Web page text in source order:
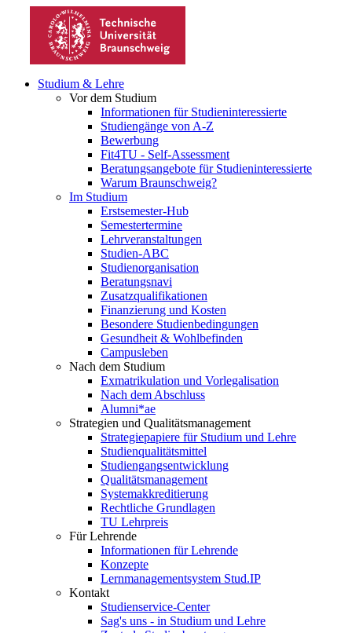
Studium & Lehre
Vor dem Studium
Informationen für Studieninteressierte
Studiengänge von A-Z
Bewerbung
Fit4TU - Self-Assessment
Beratungsangebote für Studieninteressierte
Warum Braunschweig?
Im Studium
Erstsemester-Hub
Semestertermine
Lehrveranstaltungen
Studien-ABC
Studienorganisation
Beratungsnavi
Zusatzqualifikationen
Finanzierung und Kosten
Besondere Studienbedingungen
Gesundheit & Wohlbefinden
Campusleben
Nach dem Studium
Exmatrikulation und Vorlegalisation
Nach dem Abschluss
Alumni*ae
Strategien und Qualitätsmanagement
Strategiepapiere für Studium und Lehre
Studienqualitätsmittel
Studiengangsentwicklung
Qualitätsmanagement
Systemakkreditierung
Rechtliche Grundlagen
TU Lehrpreis
Für Lehrende
Informationen für Lehrende
Konzepte
Lernmanagementsystem Stud.IP
Kontakt
Studienservice-Center
Sag's uns - in Studium und Lehre